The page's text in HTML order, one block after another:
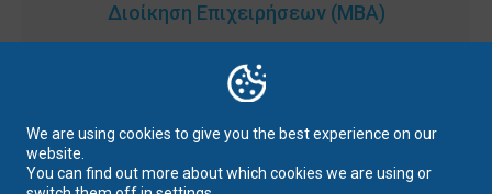
Διοίκηση Επιχειρήσεων (MBA)
90 ECTS
ΔΙΑΡΚΕΙΑ : 1,5 Έτος
We are using cookies to give you the best experience on our
website.
You can find out more about which cookies we are using or